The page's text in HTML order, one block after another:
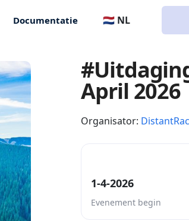
Documentatie 🇳🇱 NL
April 2026
Organisator:
1-4-2026
Evenement begin